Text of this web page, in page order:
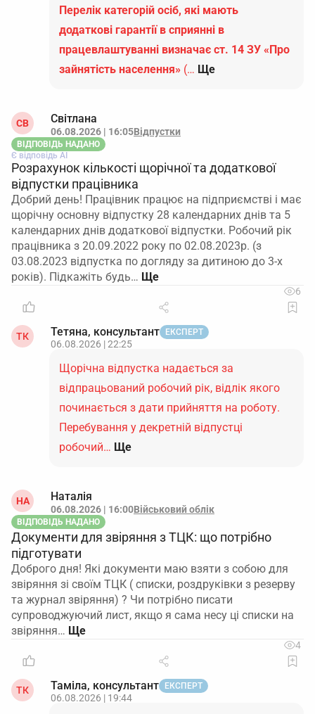
Перелік категорій осіб, які мають
додаткові гарантії в сприянні в
працевлаштуванні визначає ст. 14 ЗУ «Про
зайнятість населення» (… Ще
СВ Світлана
06.08.2026 | 16:05Відпустки
ВІДПОВІДЬ НАДАНО
Є відповідь АІ
Розрахунок кількості щорічної та додаткової
відпустки працівника
Добрий день! Працівник працює на підприємстві і має
щорічну основну відпустку 28 календарних днів та 5
календарних днів додаткової відпустки. Робочий рік
працівника з 20.09.2022 року по 02.08.2023р. (з
03.08.2023 відпустка по догляду за дитиною до 3-х
років). Підкажіть будь…
6
ТК Тетяна, консультант ЕКСПЕРТ
06.08.2026 | 22:25
Щорічна відпустка надається за
відпрацьований робочий рік, відлік якого
починається з дати прийняття на роботу.
Перебування у декретній відпустці
робочий… Ще
НА Наталія
06.08.2026 | 16:00Військовий облік
ВІДПОВІДЬ НАДАНО
Документи для звіряння з ТЦК: що потрібно
підготувати
Доброго дня! Які документи маю взяти з собою для
звіряння зі своїм ТЦК ( списки, роздруківки з резерву
та журнал звіряння) ? Чи потрібно писати
супроводжуючий лист, якщо я сама несу ці списки на
звіряння…
4
ТК Таміла, консультант ЕКСПЕРТ
06.08.2026 | 19:44